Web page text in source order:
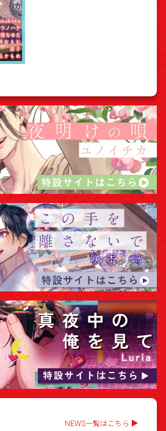
NEWS一覧はこちら